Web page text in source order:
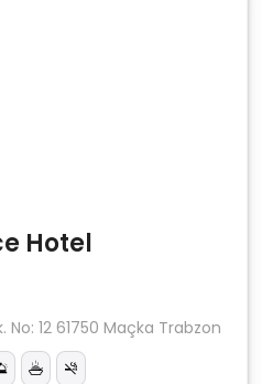
Hotel
12 61750 Maçka Trabzon